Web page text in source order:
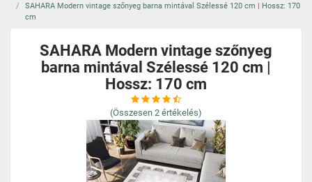
SAHARA Modern vintage szőnyeg barna mintával Szélessé 120 cm | Hossz: 170
cm
SAHARA Modern vintage szőnyeg
barna mintával Szélessé 120 cm |
Hossz: 170 cm
(Összesen 2 értékelés)